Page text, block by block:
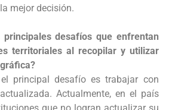
mejor decisión.
principales desafíos que enfrentan
territoriales al recopilar y utilizar
principal desafío es trabajar con
Actualmente, en el país